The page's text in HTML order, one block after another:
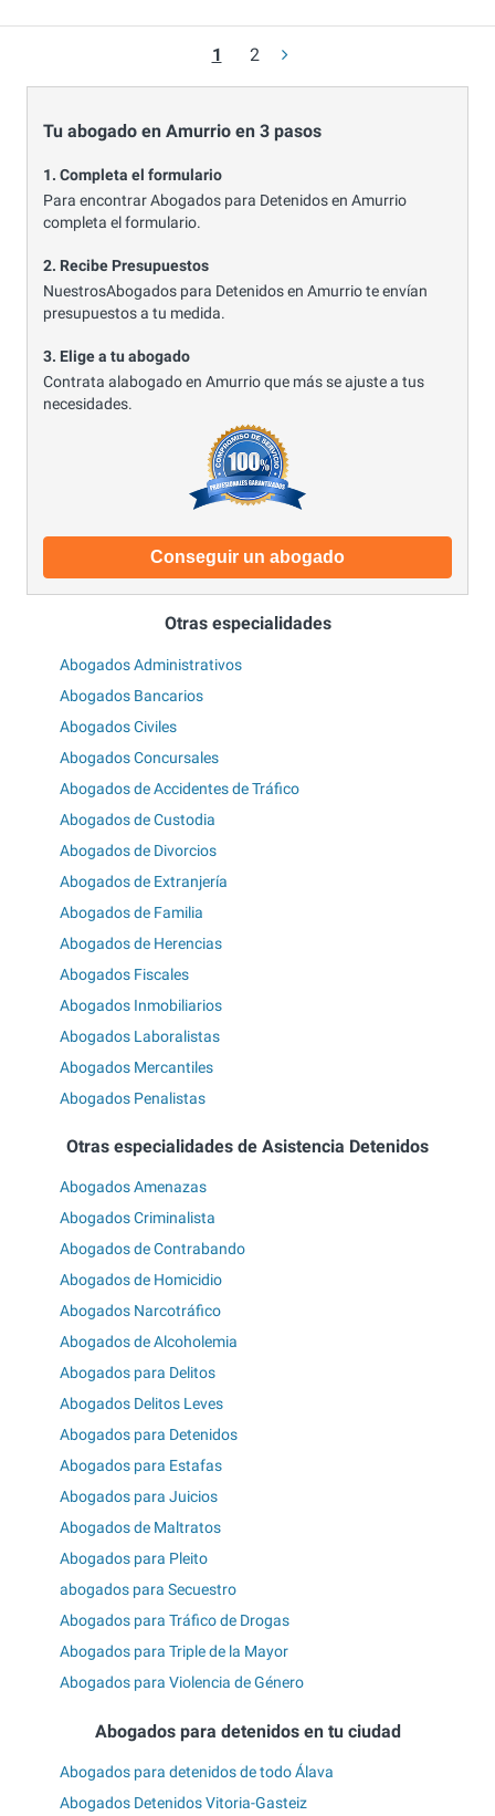
1 2
Tu abogado en Amurrio en 3 pasos
1. Completa el formulario
Para encontrar Abogados para Detenidos en Amurrio
completa el formulario.
2. Recibe Presupuestos
NuestrosAbogados para Detenidos en Amurrio te envían
presupuestos a tu medida.
3. Elige a tu abogado
Contrata alabogado en Amurrio que más se ajuste a tus
necesidades.
Conseguir un abogado
Otras especialidades
Abogados Administrativos
Abogados Bancarios
Abogados Civiles
Abogados Concursales
Abogados de Accidentes de Tráfico
Abogados de Custodia
Abogados de Divorcios
Abogados de Extranjería
Abogados de Familia
Abogados de Herencias
Abogados Fiscales
Abogados Inmobiliarios
Abogados Laboralistas
Abogados Mercantiles
Abogados Penalistas
Otras especialidades de Asistencia Detenidos
Abogados Amenazas
Abogados Criminalista
Abogados de Contrabando
Abogados de Homicidio
Abogados Narcotráfico
Abogados de Alcoholemia
Abogados para Delitos
Abogados Delitos Leves
Abogados para Detenidos
Abogados para Estafas
Abogados para Juicios
Abogados de Maltratos
Abogados para Pleito
abogados para Secuestro
Abogados para Tráfico de Drogas
Abogados para Triple de la Mayor
Abogados para Violencia de Género
Abogados para detenidos en tu ciudad
Abogados para detenidos de todo Álava
Abogados Detenidos Vitoria-Gasteiz